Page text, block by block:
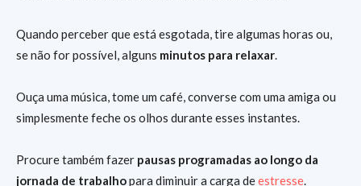
Quando perceber que está esgotada, tire algumas horas ou,
se não for possível, alguns minutos para relaxar.
Ouça uma música, tome um café, converse com uma amiga ou
simplesmente feche os olhos durante esses instantes.
Procure também fazer pausas programadas ao longo da
jornada de trabalhopara diminuir a carga deestresse.